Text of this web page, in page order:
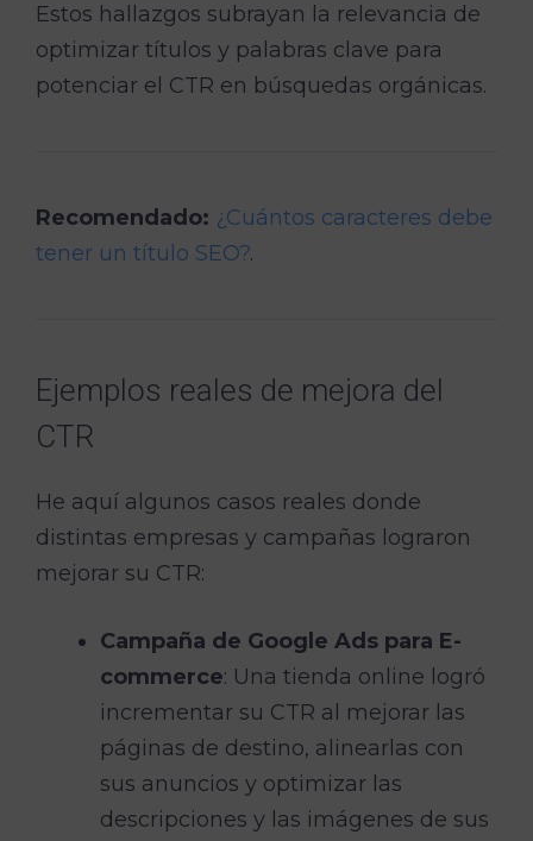
Estos hallazgos subrayan la relevancia de
optimizar títulos y palabras clave para
potenciar el CTR en búsquedas orgánicas.
Recomendado: ¿Cuántos caracteres debe
tener un título SEO?.
Ejemplos reales de mejora del
CTR
He aquí algunos casos reales donde
distintas empresas y campañas lograron
mejorar su CTR:
Campaña de Google Ads para E-
commerce: Una tienda online logró
incrementar su CTR al mejorar las
páginas de destino, alinearlas con
sus anuncios y optimizar las
descripciones y las imágenes de sus